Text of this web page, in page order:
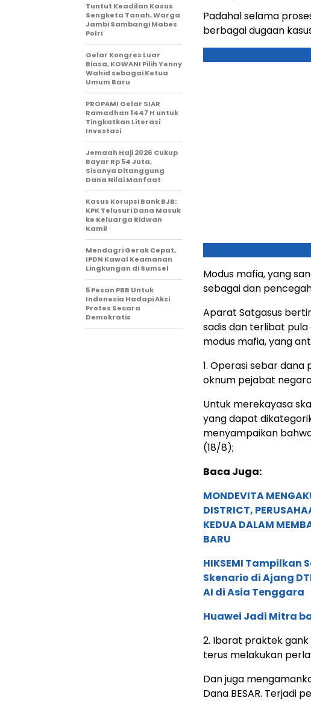
Padahal selama
berbagai dugaan
Modus mafia, yang
sebagai dan
Aparat Satgasus
sadis dan terlibat
modus mafia, yang
1. Operasi sebar dana
oknum pejabat
Untuk merekayasa
yang dapat
menyampaikan
(18/8);
Baca Juga:
MONDEVITA
DISTRICT,
KEDUA DALAM
BARU
HIKSEMI Tampilkan
Skenario di Ajang
AI di Asia Tenggara
Huawei Jadi Mitra
2. Ibarat praktek gank
terus melakukan
Dan juga
Dana BESAR. Terjadi
Tuntut Keadilan Kasus
Sengketa Tanah, Warga
Jambi Sambangi Mabes
Polri
Gelar Kongres Luar
Biasa, KOWANI Pilih Yenny
Wahid sebagai Ketua
Umum Baru
PROPAMI Gelar SIAR
Ramadhan 1447 H untuk
Tingkatkan Literasi
Investasi
Jemaah Haji 2026 Cukup
Bayar Rp 54 Juta,
Sisanya Ditanggung
Dana Nilai Manfaat
Kasus Korupsi Bank BJB:
KPK Telusuri Dana Masuk
ke Keluarga Ridwan
Kamil
Mendagri Gerak Cepat,
IPDN Kawal Keamanan
Lingkungan di Sumsel
5 Pesan PBB Untuk
Indonesia Hadapi Aksi
Protes Secara
Demokratis